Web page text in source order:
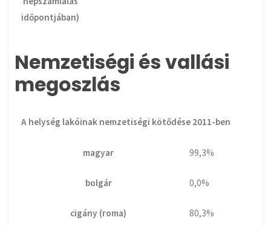
időpontjában)
Nemzetiségi és vallási
megoszlás
A helység lakóinak nemzetiségi kötődése 2011-ben
magyar 99,3%
bolgár 0,0%
cigány (roma) 80,3%